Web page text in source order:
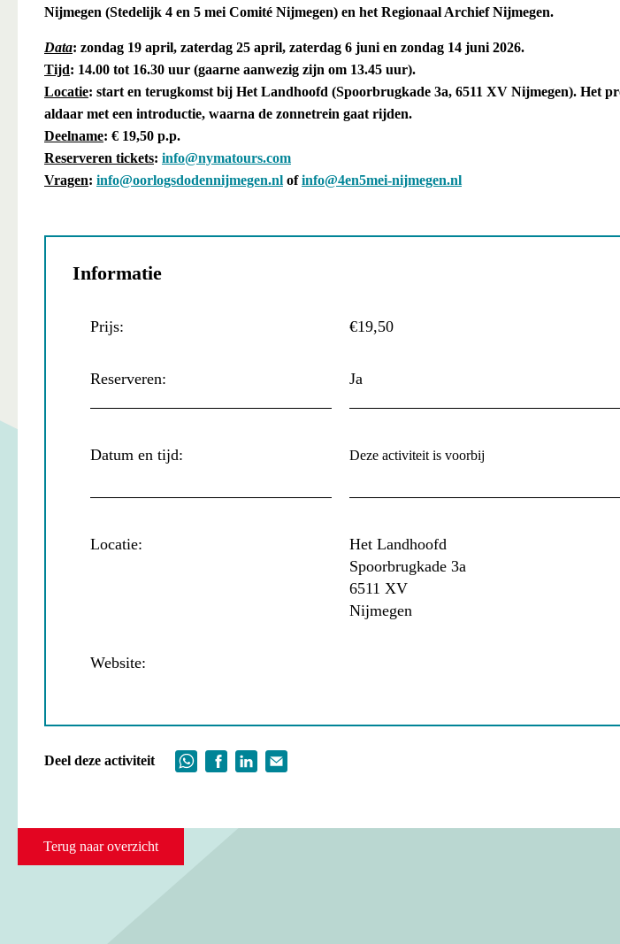
Nijmegen (Stedelijk 4 en 5 mei Comité Nijmegen) en het Regionaal Archief Nijmegen.
Data: zondag 19 april, zaterdag 25 april, zaterdag 6 juni en zondag 14 juni 2026.
Tijd: 14.00 tot 16.30 uur (gaarne aanwezig zijn om 13.45 uur).
Locatie: start en terugkomst bij Het Landhoofd (Spoorbrugkade 3a, 6511 XV Nijmegen). Het
aldaar met een introductie, waarna de zonnetrein gaat rijden.
Deelname: € 19,50 p.p.
Reserveren tickets: info@nymatours.com
Vragen: info@oorlogsdodennijmegen.nl ofinfo@4en5mei-nijmegen.nl
Informatie
Prijs: €19,50
Reserveren: Ja
Datum en tijd: Deze activiteit is voorbij
Locatie:
Het Landhoofd
Spoorbrugkade 3a
6511 XV
Nijmegen
Website:
Deel deze activiteit
Terug naar overzicht